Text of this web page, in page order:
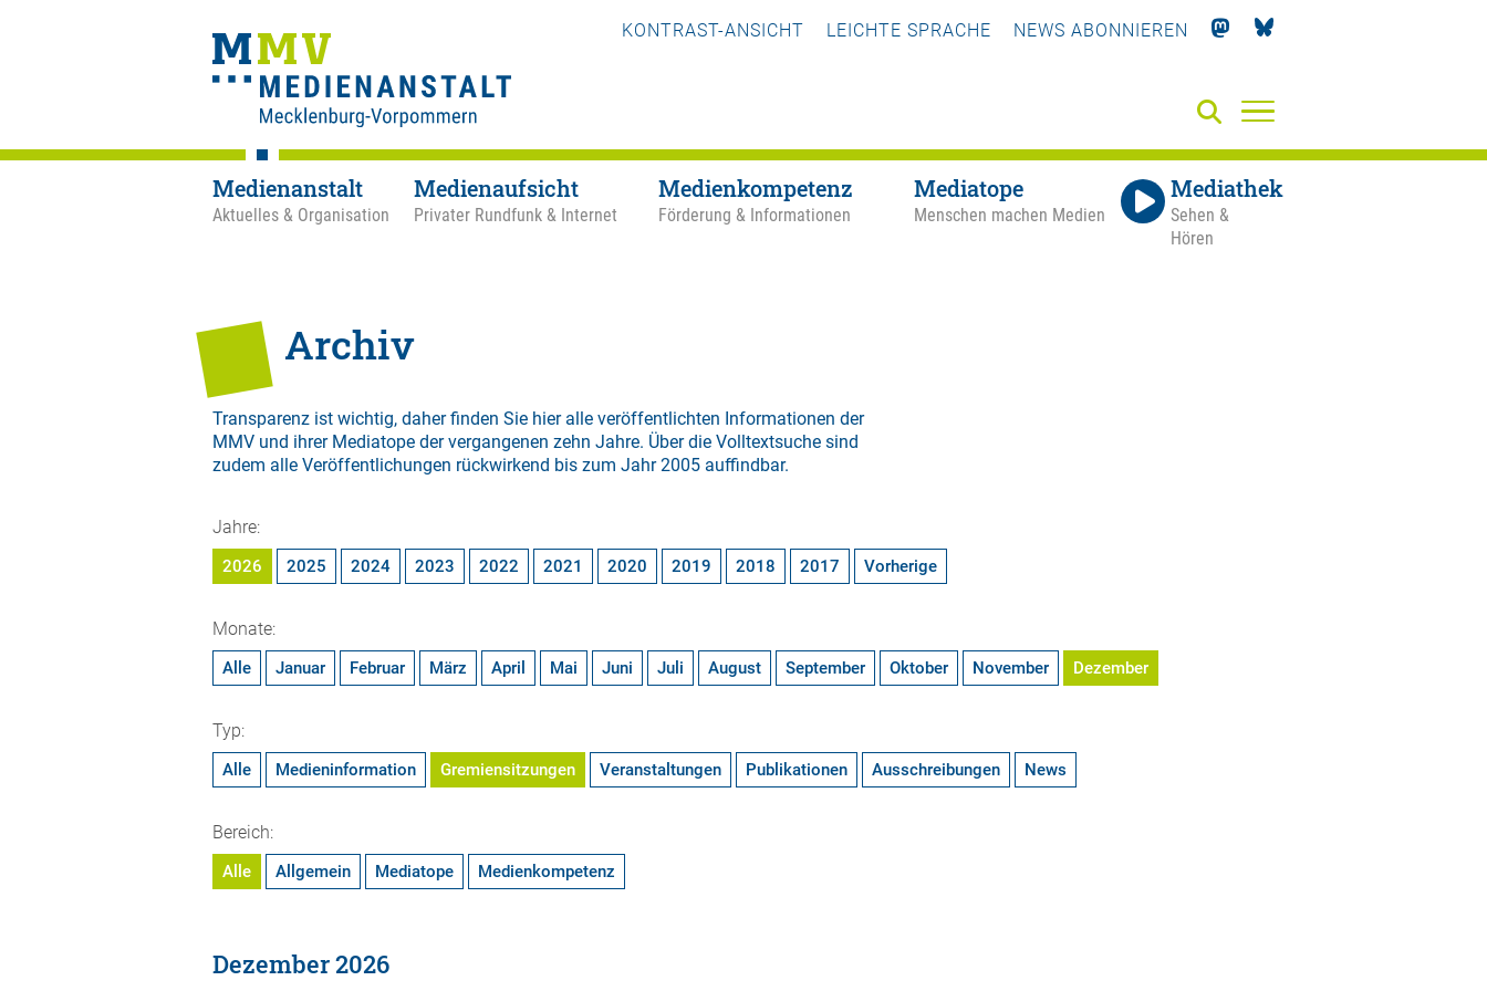
KONTRAST-ANSICHT LEICHTE SPRACHE NEWS ABONNIEREN
Medienanstalt
Aktuelles & Organisation
Medienaufsicht
Privater Rundfunk & Internet
Medienkompetenz
Förderung & Informationen
Mediatope
Menschen machen Medien
Mediathek
Sehen &
Hören
Archiv
Transparenz ist wichtig, daher finden Sie hier alle veröffentlichten Informationen der
MMV und ihrer Mediatope der vergangenen zehn Jahre. Über die Volltextsuche sind
zudem alle Veröffentlichungen rückwirkend bis zum Jahr 2005 auffindbar.
Jahre:
2026 2025 2024 2023 2022 2021 2020 2019 2018 2017 Vorherige
Monate:
Alle Januar Februar März April Mai Juni Juli August September Oktober November Dezember
Typ:
Alle Medieninformation Gremiensitzungen Veranstaltungen Publikationen Ausschreibungen News
Bereich:
Alle Allgemein Mediatope Medienkompetenz
Dezember 2026